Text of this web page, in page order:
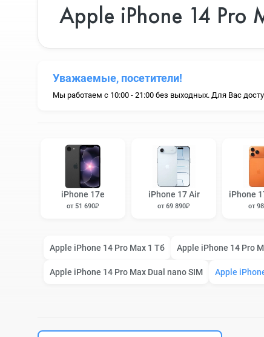
Apple iPhone 14 Pro
Уважаемые, посетители!
Мы работаем с 10:00 - 21:00 без выходных. Для Вас
iPhone 17e
от 51 690₽
iPhone 17 Air
от 69 890₽
iPhone
от
Apple iPhone 14 Pro Max 1 Тб Apple iPhone 14 Pro
Apple iPhone 14 Pro Max Dual nano SIM Apple